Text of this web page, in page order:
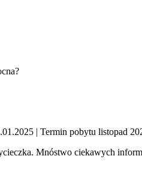
| Termin pobytu listopad
Mnóstwo ciekawych